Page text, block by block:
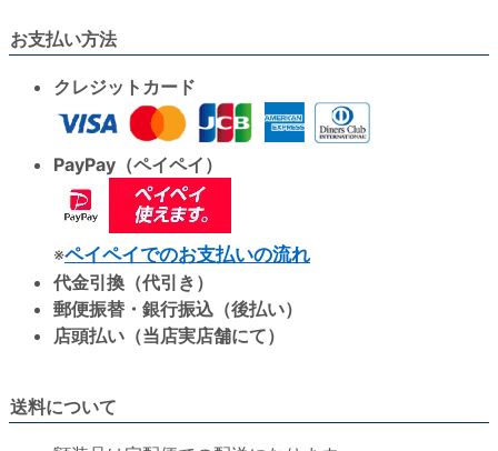
お支払い方法
クレジットカード
PayPay（ペイペイ）
※ペイペイでのお支払いの流れ
代金引換（代引き）
郵便振替・銀行振込（後払い）
店頭払い（当店実店舗にて）
送料について